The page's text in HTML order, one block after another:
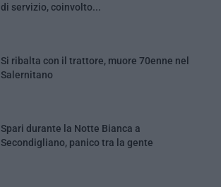
di servizio, coinvolto...
Si ribalta con il trattore, muore 70enne nel
Salernitano
Spari durante la Notte Bianca a
Secondigliano, panico tra la gente